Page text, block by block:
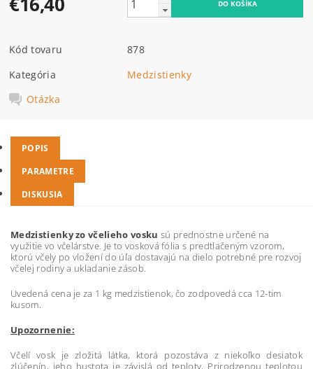
Kód tovaru
878
Kategória
Medzistienky
Otázka
POPIS
PARAMETRE
DISKUSIA
Medzistienky zo včelieho vosku sú prednostne určené na
využitie vo včelárstve. Je to vosková fólia s predtlačeným vzorom,
ktorú včely po vložení do úľa dostavajú na dielo potrebné pre rozvoj
včelej rodiny a ukladanie zásob.
Uvedená cena je za 1 kg medzistienok, čo zodpovedá cca 12-tim
kusom.
Upozornenie:
Včelí vosk je zložitá látka, ktorá pozostáva z niekoľko desiatok
zlúčenín, jeho hustota je závislá od teploty. Prirodzenou teplotou